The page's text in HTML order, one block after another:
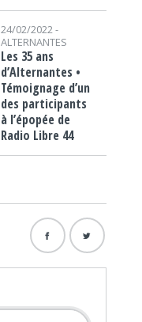
24/02/2022 -
ALTERNANTES
Les 35 ans
d’Alternantes •
Témoignage d’un
des participants
à l’épopée de
Radio Libre 44